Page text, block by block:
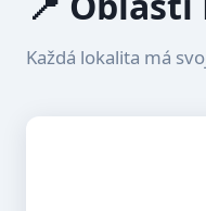
Každá lokalita má